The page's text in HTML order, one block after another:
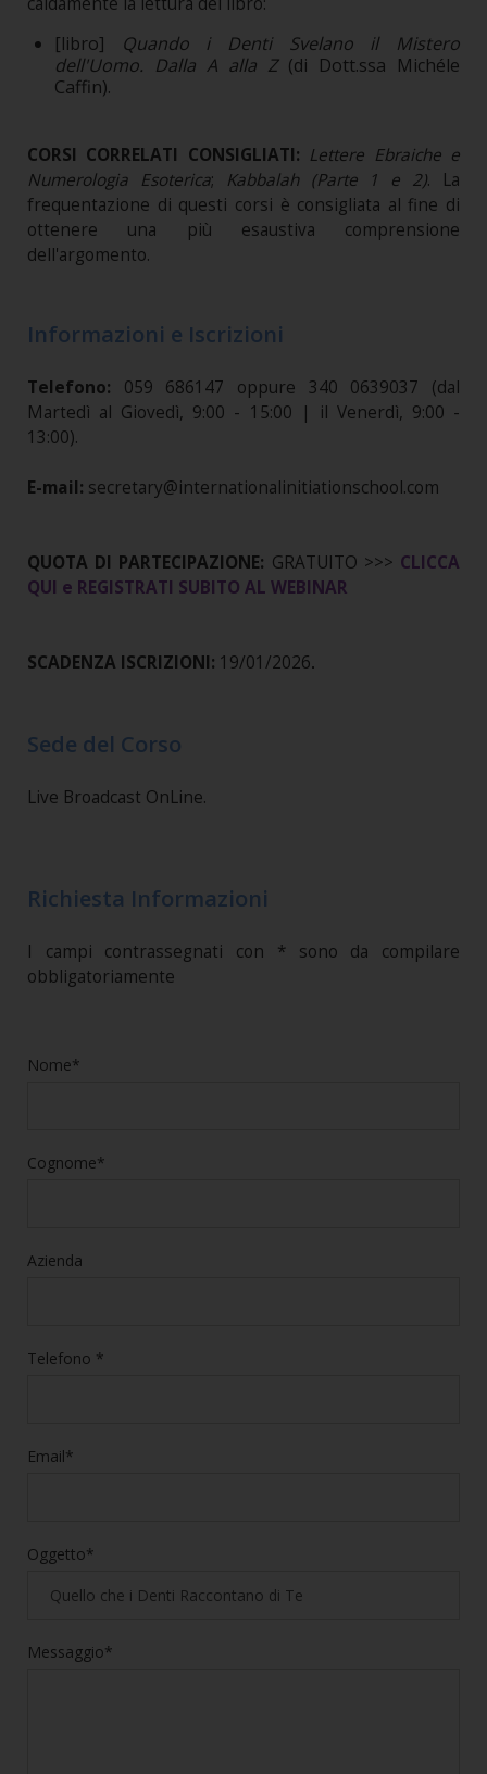
[libro]
Quando i Denti Svelano il Mistero
dell'Uomo. Dalla A alla Z (di Dott.ssa Michéle
Caffin).
CORSI CORRELATI CONSIGLIATI: Lettere Ebraiche e
Numerologia Esoterica; Kabbalah (Parte 1 e 2). La
frequentazione di questi corsi è consigliata al fine di
ottenere una più esaustiva comprensione
dell'argomento.
Informazioni e Iscrizioni
Telefono: 059 686147 oppure 340 0639037 (dal
Martedì al Giovedì, 9:00 - 15:00 | il Venerdì, 9:00 -
13:00).
E-mail: secretary@internationalinitiationschool.com
QUOTA DI PARTECIPAZIONE: GRATUITO >>> CLICCA
QUI e REGISTRATI SUBITO AL WEBINAR
SCADENZA ISCRIZIONI: 19/01/2026.
Sede del Corso
Live Broadcast OnLine.
Richiesta Informazioni
I campi contrassegnati con * sono da compilare
obbligatoriamente
Nome*
Cognome*
Azienda
Telefono *
Email*
Oggetto*
Messaggio*